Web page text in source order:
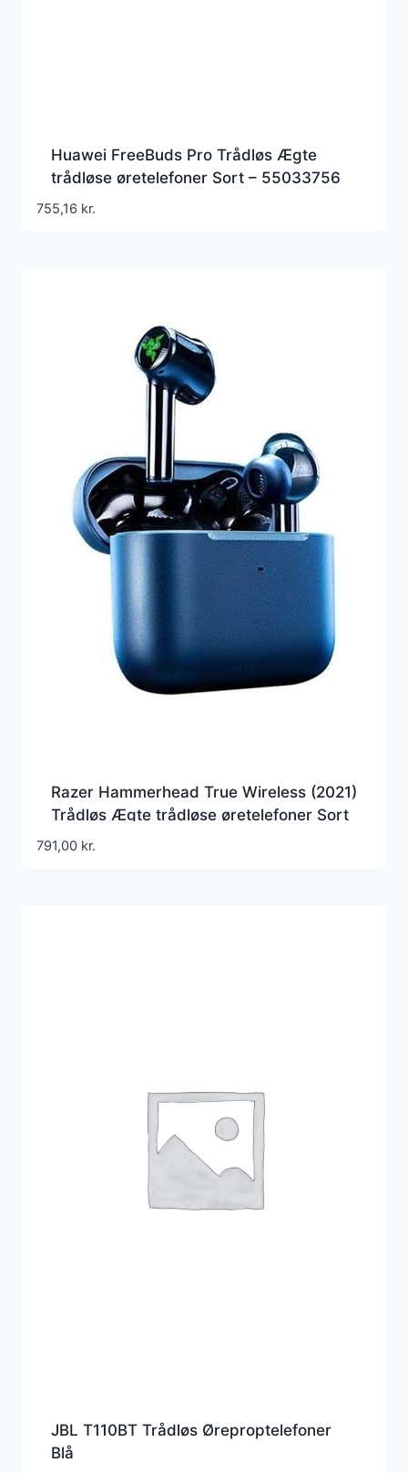
Huawei FreeBuds Pro Trådløs Ægte
trådløse øretelefoner Sort – 55033756
755,16 kr.
Razer Hammerhead True Wireless (2021)
Trådløs Ægte trådløse øretelefoner Sort
791,00 kr.
JBL T110BT Trådløs Øreproptelefoner
Blå